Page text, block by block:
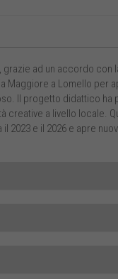
ad un accordo
Maggiore a Lomello per
Il progetto didattico
creative a livello locale.
2023 e il 2026 e apre